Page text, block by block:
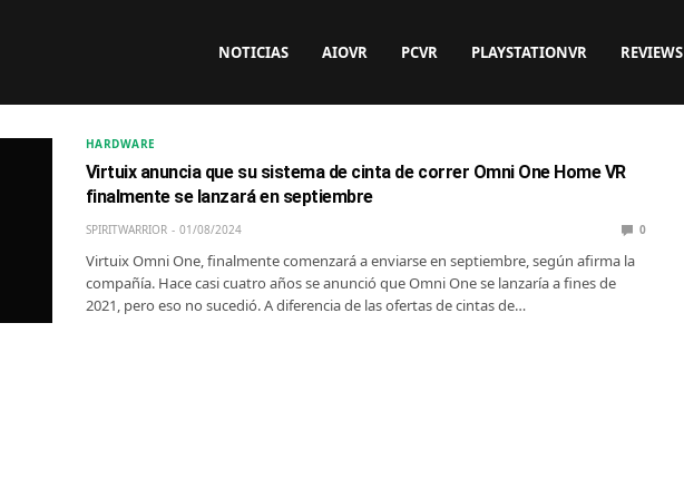
NOTICIAS AIOVR PCVR PLAYSTATIONVR REVIEWS
HARDWARE
Virtuix anuncia que su sistema de cinta de correr Omni One Home VR
finalmente se lanzará en septiembre
SPIRITWARRIOR 01/08/2024 0
Virtuix Omni One, finalmente comenzará a enviarse en septiembre, según afirma la
compañía. Hace casi cuatro años se anunció que Omni One se lanzaría a fines de
2021, pero eso no sucedió. A diferencia de las ofertas de cintas de…